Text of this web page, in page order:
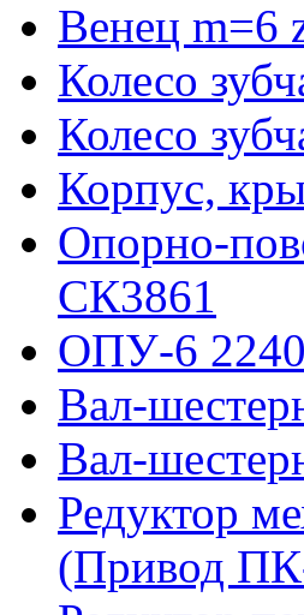
Венец m=6
Колесо
Колесо
Корпус,
Опорно-
СК3861
ОПУ-6 2240
Вал-
Вал-
Редуктор
(Привод